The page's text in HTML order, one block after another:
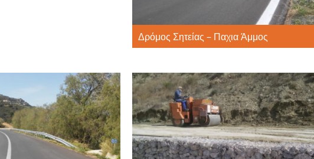
Δρόμος Σητείας – Παχια Άμμος